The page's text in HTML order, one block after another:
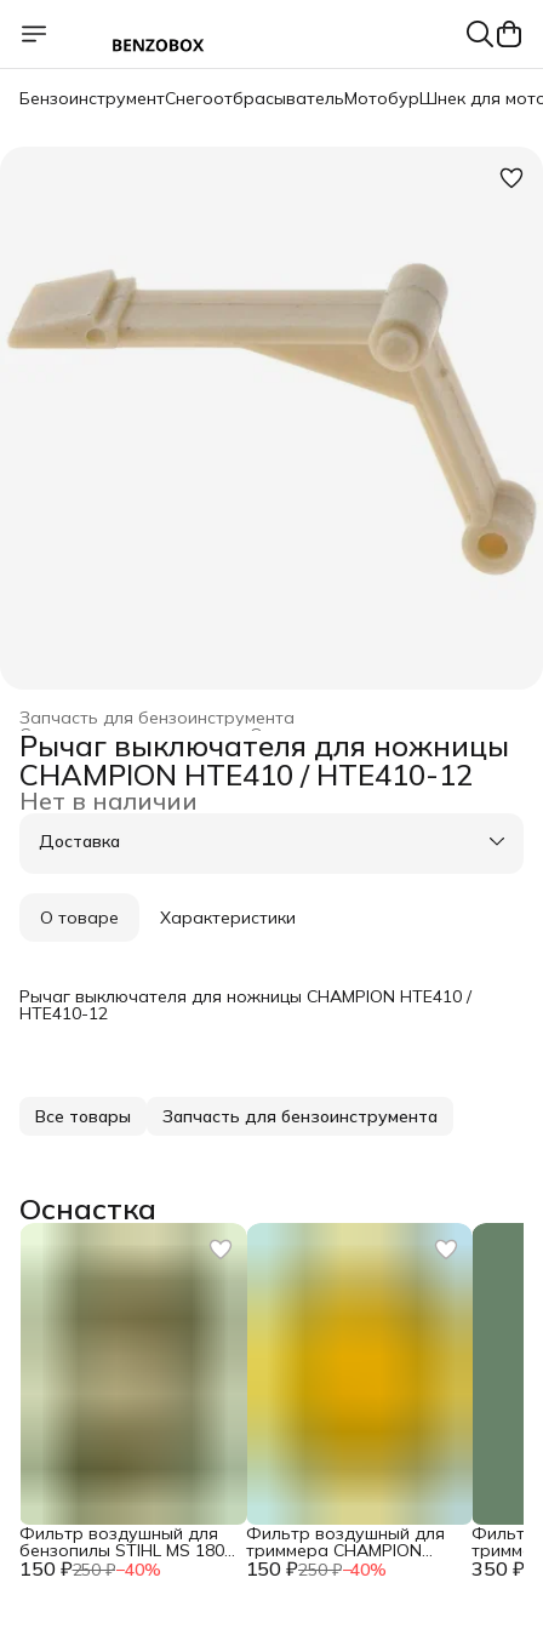
БензоинструментСнегоотбрасывательМотобурШнек для
Запчасть для бензоинструмента
Оснастка для инструмента
Строительство и ремонт
Главная ›
Рычаг выключателя для ножницы
CHAMPION HTE410 / HTE410-12
Нет в наличии
Доставка
О товаре Характеристики
Рычаг выключателя для ножницы CHAMPION HTE410 /
HTE410-12
Все товары Запчасть для бензоинструмента
Оснастка
150 ₽250 ₽−40%
Фильтр воздушный для
бензопилы STIHL MS 180
двухслойный NEW c 150 ₽250 ₽−40%
Фильтр воздушный для
триммера CHAMPION
T444S-2 / HUSQVARNA 350 ₽
Фильтр
T463S-